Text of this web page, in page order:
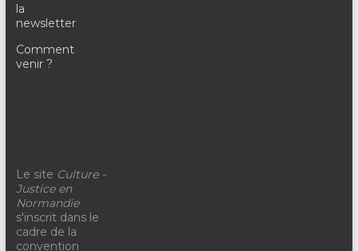
la
newsletter
Comment
venir ?
Le site Culture -
Justice en
Normandie
s'inscrit dans le
cadre de la
convention